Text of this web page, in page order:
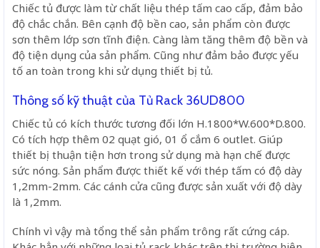
Chiếc tủ được làm từ chất liệu thép tấm cao cấp, đảm bảo
độ chắc chắn. Bên cạnh độ bền cao, sản phẩm còn được
sơn thêm lớp sơn tĩnh điện. Càng làm tăng thêm độ bền và
độ tiện dụng của sản phẩm. Cũng như đảm bảo được yếu
tố an toàn trong khi sử dụng thiết bị tủ.
Thông số kỹ thuật của Tủ Rack 36UD800
Chiếc tủ có kích thước tương đối lớn H.1800*W.600*D.800.
Có tích hợp thêm 02 quạt gió, 01 ổ cắm 6 outlet. Giúp
thiết bị thuận tiện hơn trong sử dụng mà hạn chế được
sức nóng. Sản phẩm được thiết kế với thép tấm có độ dày
1,2mm-2mm. Các cánh cửa cũng được sản xuất với độ dày
là 1,2mm.
Chính vì vậy mà tổng thể sản phẩm trông rất cứng cáp.